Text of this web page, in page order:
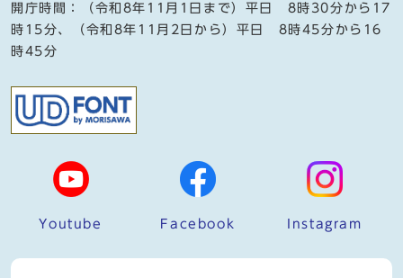
開庁時間：（令和8年11月1日まで）平日 8時30分から17
時15分、（令和8年11月2日から）平日 8時45分から16
時45分
Youtube Facebook Instagram